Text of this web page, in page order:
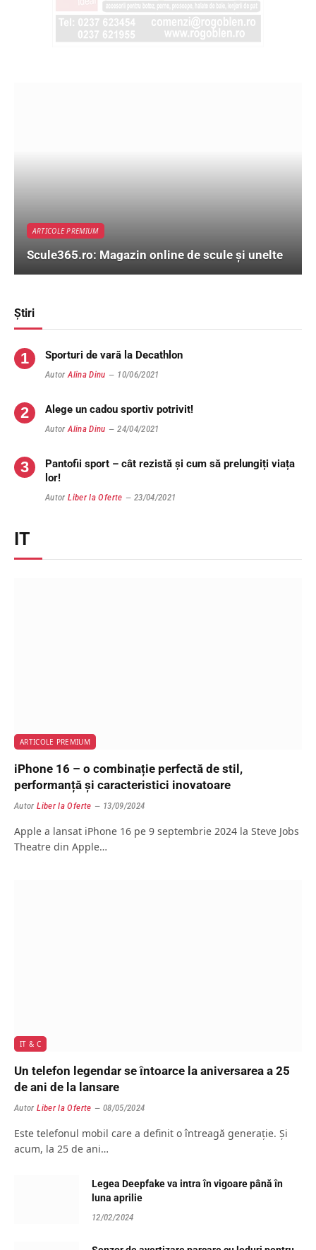
ARTICOLE PREMIUM
Scule365.ro: Magazin online de scule și unelte
Știri
Sporturi de vară la Decathlon
Autor Alina Dinu 10/06/2021
Alege un cadou sportiv potrivit!
Autor Alina Dinu 24/04/2021
Pantofii sport – cât rezistă și cum să prelungiți viața
lor!
Autor Liber la Oferte 23/04/2021
IT
ARTICOLE PREMIUM
iPhone 16 – o combinație perfectă de stil,
performanță și caracteristici inovatoare
Autor Liber la Oferte 13/09/2024
Apple a lansat iPhone 16 pe 9 septembrie 2024 la Steve Jobs
Theatre din Apple…
IT & C
Un telefon legendar se întoarce la aniversarea a 25
de ani de la lansare
Autor Liber la Oferte 08/05/2024
Este telefonul mobil care a definit o întreagă generație. Și
acum, la 25 de ani…
Legea Deepfake va intra în vigoare până în
luna aprilie
12/02/2024